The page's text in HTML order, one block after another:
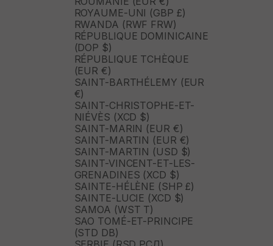
ROYAUME-UNI (GBP £)
RWANDA (RWF FRW)
RÉPUBLIQUE DOMINICAINE
(DOP $)
RÉPUBLIQUE TCHÈQUE
(EUR €)
SAINT-BARTHÉLEMY (EUR
€)
SAINT-CHRISTOPHE-ET-
NIÉVÈS (XCD $)
SAINT-MARIN (EUR €)
SAINT-MARTIN (EUR €)
SAINT-MARTIN (USD $)
SAINT-VINCENT-ET-LES-
GRENADINES (XCD $)
SAINTE-HÉLÈNE (SHP £)
SAINTE-LUCIE (XCD $)
SAMOA (WST T)
SAO TOMÉ-ET-PRINCIPE
(STD DB)